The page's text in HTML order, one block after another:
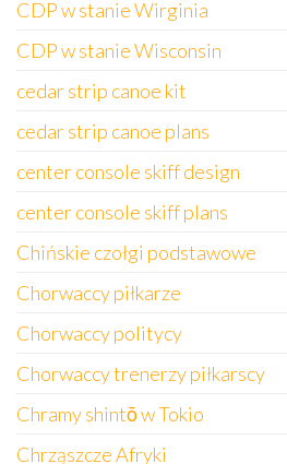
CDP w stanie Wirginia
CDP w stanie Wisconsin
cedar strip canoe kit
cedar strip canoe plans
center console skiff design
center console skiff plans
Chińskie czołgi podstawowe
Chorwaccy piłkarze
Chorwaccy politycy
Chorwaccy trenerzy piłkarscy
Chramy shintō w Tokio
Chrząszcze Afryki